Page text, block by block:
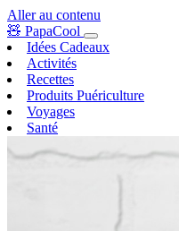
Aller au contenu
🧸 PapaCool
Idées Cadeaux
Activités
Recettes
Produits Puériculture
Voyages
Santé